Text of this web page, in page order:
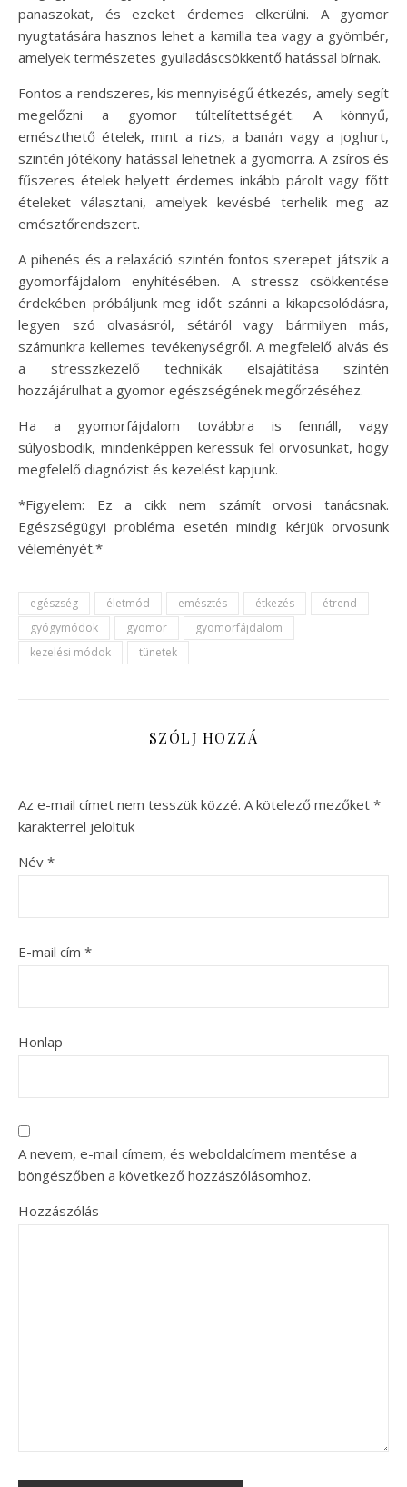
panaszokat, és ezeket érdemes elkerülni. A gyomor
nyugtatására hasznos lehet a kamilla tea vagy a gyömbér,
amelyek természetes gyulladáscsökkentő hatással bírnak.
Fontos a rendszeres, kis mennyiségű étkezés, amely segít
megelőzni a gyomor túltelítettségét. A könnyű,
emészthető ételek, mint a rizs, a banán vagy a joghurt,
szintén jótékony hatással lehetnek a gyomorra. A zsíros és
fűszeres ételek helyett érdemes inkább párolt vagy főtt
ételeket választani, amelyek kevésbé terhelik meg az
emésztőrendszert.
A pihenés és a relaxáció szintén fontos szerepet játszik a
gyomorfájdalom enyhítésében. A stressz csökkentése
érdekében próbáljunk meg időt szánni a kikapcsolódásra,
legyen szó olvasásról, sétáról vagy bármilyen más,
számunkra kellemes tevékenységről. A megfelelő alvás és
a stresszkezelő technikák elsajátítása szintén
hozzájárulhat a gyomor egészségének megőrzéséhez.
Ha a gyomorfájdalom továbbra is fennáll, vagy
súlyosbodik, mindenképpen keressük fel orvosunkat, hogy
megfelelő diagnózist és kezelést kapjunk.
*Figyelem: Ez a cikk nem számít orvosi tanácsnak.
Egészségügyi probléma esetén mindig kérjük orvosunk
véleményét.*
egészség életmód emésztés étkezés
étrend
gyógymódok
gyomor
gyomorfájdalom
kezelési módok
tünetek
SZÓLJ HOZZÁ
Az e-mail címet nem tesszük közzé. A kötelező mezőket *
karakterrel jelöltük
Név *
E-mail cím *
Honlap
A nevem, e-mail címem, és weboldalcímem mentése a
böngészőben a következő hozzászólásomhoz.
Hozzászólás